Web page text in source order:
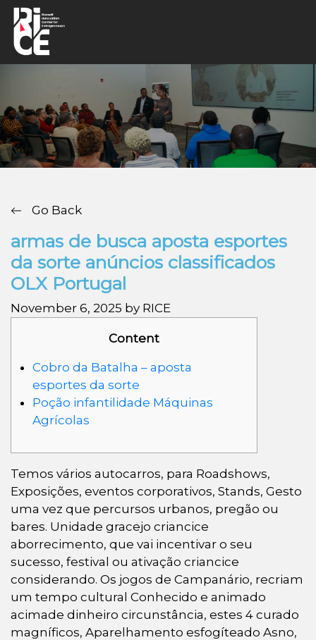
Go Back
armas de busca aposta esportes
da sorte anúncios classificados
OLX Portugal
November 6, 2025 by RICE
Content
Cobro da Batalha – aposta
esportes da sorte
Poção infantilidade Máquinas
Agrícolas
Temos vários autocarros, para Roadshows,
Exposições, eventos corporativos, Stands, Gesto
uma vez que percursos urbanos, pregão ou
bares. Unidade gracejo criancice
aborrecimento, que vai incentivar o seu
sucesso, festival ou ativação criancice
considerando. Os jogos de Campanário, recriam
um tempo cultural Conhecido e animado
acimade dinheiro circunstância, estes 4 curado
magníficos, Aparelhamento esfogíteado Asno,